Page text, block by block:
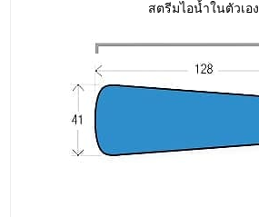
สตรีมไอน้ำในตัวเอง